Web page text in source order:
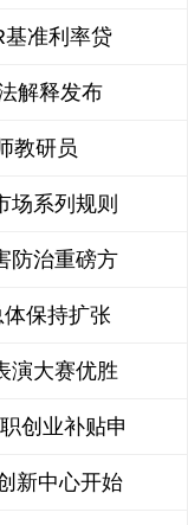
准利率贷
解释发布
教研员
场系列规则
防治重磅方
保持扩张
演大赛优胜
创业补贴申
新中心开始